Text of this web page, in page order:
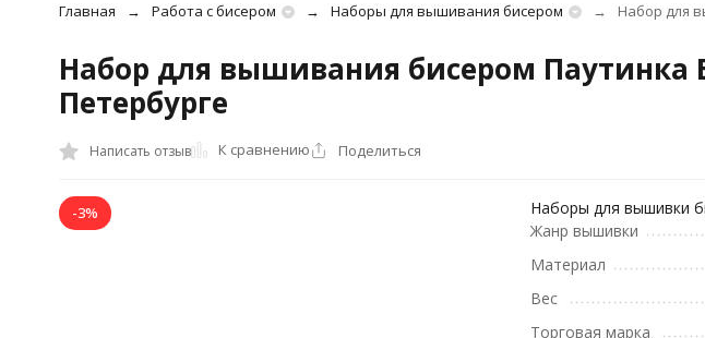
Главная Работа с бисером Наборы для вышивания бисером Набор для
Набор для вышивания бисером Паутинка
Петербурге
Написать отзыв К сравнению Поделиться
-3%
Наборы для вышивки
Жанр вышивки
Материал
Вес
Торговая марка